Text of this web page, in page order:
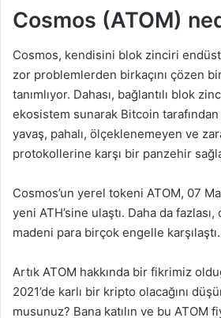
Cosmos (ATOM)
Cosmos, kendisini blok zinciri
zor problemlerden birkaçını çözen
tanımlıyor. Dahası, bağlantılı blok
ekosistem sunarak Bitcoin
yavaş, pahalı, ölçeklenemeyen ve
protokollerine karşı bir panzehir
Cosmos’un yerel tokeni ATOM, 07
yeni ATH’sine ulaştı. Daha da
madeni para birçok engelle karşılaştı.
Artık ATOM hakkında bir fikrimiz
2021’de karlı bir kripto olacağını
musunuz? Bana katılın ve bu ATOM